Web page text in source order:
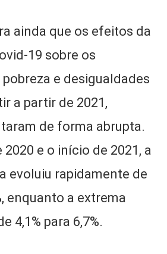
ainda que os efeitos da
19 sobre os
e desigualdades
a partir de 2021,
de forma abrupta.
e o início de 2021, a
evoluiu rapidamente de
enquanto a extrema
4,1% para 6,7%.